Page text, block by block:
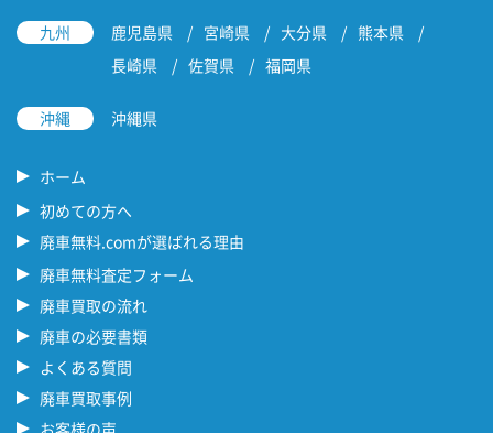
九州 鹿児島県 宮崎県 大分県
熊本県
長崎県
佐賀県 福岡県
沖縄 沖縄県
ホーム
初めての方へ
廃車無料.comが選ばれる理由
廃車無料査定フォーム
廃車買取の流れ
廃車の必要書類
よくある質問
廃車買取事例